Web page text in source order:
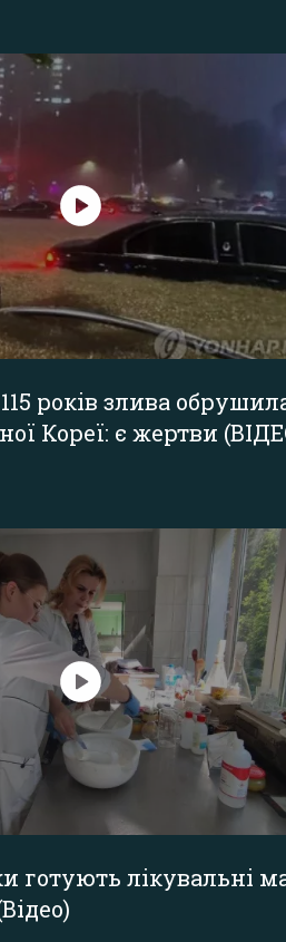
років злива
Кореї: є жертви
готують лікувальні